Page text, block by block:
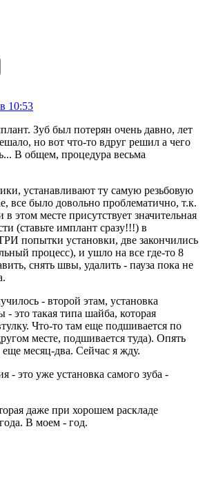
10:53
Зуб был потерян очень давно, лет
но вот что-то вдруг решил а чего
В общем, процедура весьма
устанавливают ту самую резьбовую
все было довольно проблематично, т.к.
этом месте присутствует значительная
(ставьте имплант сразу!!!) в
попытки установки, две закончились
процесс), и ушло на все где-то 8
снять швы, удалить - пауза пока не
- второй этам, установка
- это такая типа шайба, которая
Что-то там еще подшивается по
месте, подшивается туда). Опять
месяц-два. Сейчас я жду.
- это уже установка самого зуба -
даже при хорошем раскладе
В моем - год.